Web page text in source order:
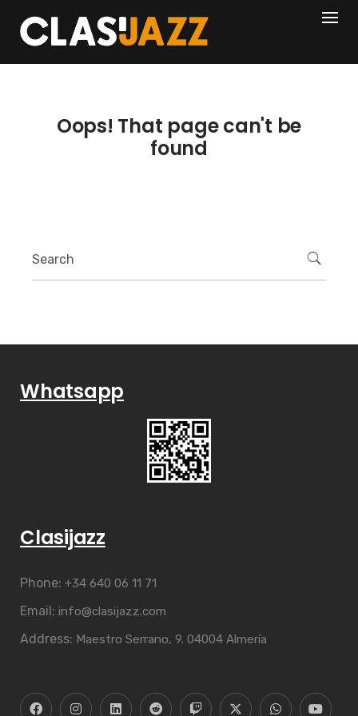
content
404
Oops! That page can't be
found
Whatsapp
Clasijazz
Phone: +34 640 06 11 71
Email: info@clasijazz.com
Address: Maestro Serrano, 9. 04004 Almería